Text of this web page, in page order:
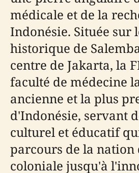
médicale et de la
Indonésie. Située sur
historique de
centre de Jakarta, la
faculté de médecine
ancienne et la plus
d'Indonésie, servant
culturel et éducatif
parcours de la nation
coloniale jusqu'à